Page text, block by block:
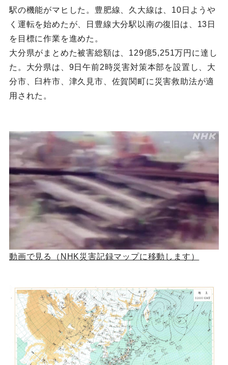
駅の機能がマヒした。豊肥線、久大線は、10日ようや
く運転を始めたが、日豊線大分駅以南の復旧は、13日
を目標に作業を進めた。
大分県がまとめた被害総額は、129億5,251万円に達し
た。大分県は、9日午前2時災害対策本部を設置し、大
分市、臼杵市、津久見市、佐賀関町に災害救助法が適
用された。
動画で見る（NHK災害記録マップに移動します）